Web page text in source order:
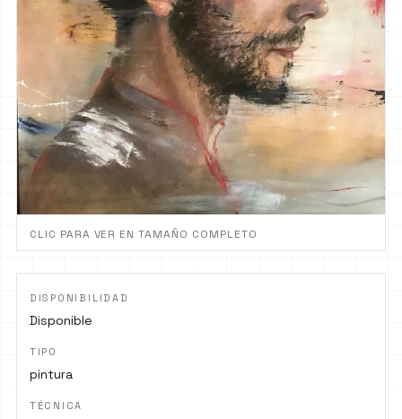
CLIC PARA VER EN TAMAÑO COMPLETO
DISPONIBILIDAD
Disponible
TIPO
pintura
TÉCNICA